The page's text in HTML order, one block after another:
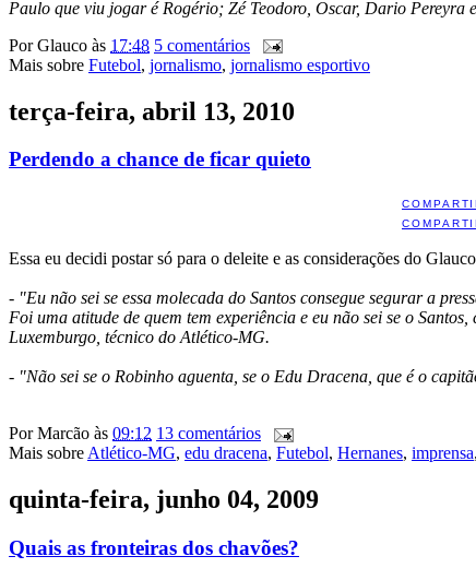
Paulo que viu jogar é Rogério; Zé Teodoro, Oscar, Dario
PorGlauco às 17:48 5 comentários
Mais sobre Futebol, jornalismo, jornalismo esportivo
terça-feira, abril 13, 2010
Perdendo a chance de ficar quieto
Essa eu decidi postar só para o deleite e as considerações do
- "Eu não sei se essa molecada do Santos consegue segurar a
Foi uma atitude de quem tem experiência e eu não sei se o
Luxemburgo, técnico do Atlético-MG.
- "Não sei se o Robinho aguenta, se o Edu Dracena, que é o
PorMarcão às 09:12 13 comentários
Mais sobre Atlético-MG, edu dracena, Futebol, Hernanes, imprensa,
quinta-feira, junho 04, 2009
Quais as fronteiras dos chavões?